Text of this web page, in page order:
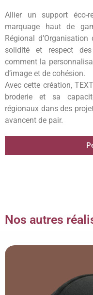
Allier un support éco-
marquage haut de
Régional
solidité et respect
comment la
d’image et de cohésion.
Avec cette création,
broderie et sa
régionaux dans des
avancent de pair.
Nos autres